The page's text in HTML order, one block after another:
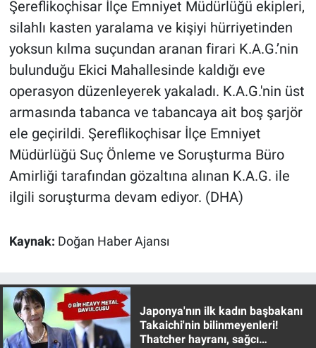
Şereflikoçhisar İlçe Emniyet Müdürlüğü ekipleri,
silahlı kasten yaralama ve kişiyi hürriyetinden
yoksun kılma suçundan aranan firari K.A.G.’nin
bulunduğu Ekici Mahallesinde kaldığı eve
operasyon düzenleyerek yakaladı. K.A.G.'nin üst
armasında tabanca ve tabancaya ait boş şarjör
ele geçirildi. Şereflikoçhisar İlçe Emniyet
Müdürlüğü Suç Önleme ve Soruşturma Büro
Amirliği tarafından gözaltına alınan K.A.G. ile
ilgili soruşturma devam ediyor. (DHA)
Kaynak: Doğan Haber Ajansı
Japonya'nın ilk kadın başbakanı
Takaichi'nin bilinmeyenleri!
Thatcher hayranı, sağcı
Gündem Özel
Günün görüntüsü
Haber
İlan
Kimdir
Koronavirüs
Kültür Sanat
Nedir
Popüler